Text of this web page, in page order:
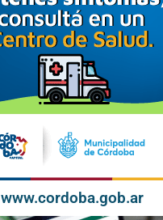
www.cordoba.gob.ar